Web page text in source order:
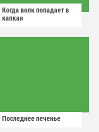
Когда волк попадает в
капкан
Последнее печенье